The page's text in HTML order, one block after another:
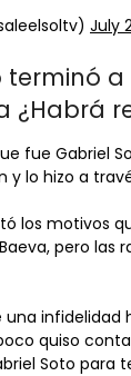
July
terminó a
¿Habrá
fue Gabriel
y lo hizo a
los motivos
pero las
una infidelidad
quiso
Soto para